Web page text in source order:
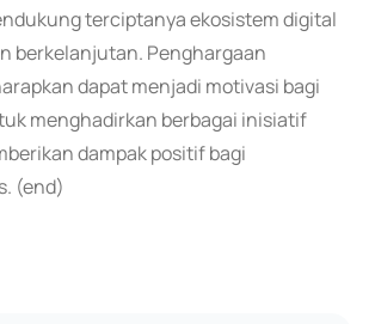
terciptanya ekosistem digital
berkelanjutan. Penghargaan
dapat menjadi motivasi bagi
menghadirkan berbagai inisiatif
dampak positif bagi
(end)